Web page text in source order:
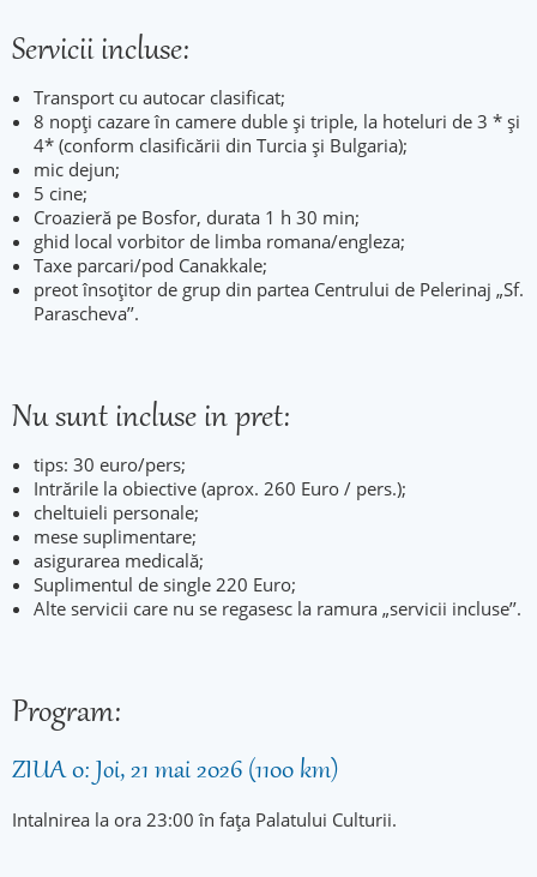
Servicii incluse:
Transport cu autocar clasificat;
8 nopţi cazare în camere duble și triple, la hoteluri de 3 * și
4* (conform clasificării din Turcia și Bulgaria);
mic dejun;
5 cine;
Croazieră pe Bosfor, durata 1 h 30 min;
ghid local vorbitor de limba romana/engleza;
Taxe parcari/pod Canakkale;
preot însoțitor de grup din partea Centrului de Pelerinaj „Sf.
Parascheva’’.
Nu sunt incluse in pret:
tips: 30 euro/pers;
Intrările la obiective (aprox. 260 Euro / pers.);
cheltuieli personale;
mese suplimentare;
asigurarea medicală;
Suplimentul de single 220 Euro;
Alte servicii care nu se regasesc la ramura „servicii incluse’’.
Program:
ZIUA 0: Joi, 21 mai 2026 (1100 km)
Intalnirea la ora 23:00 în fața Palatului Culturii.